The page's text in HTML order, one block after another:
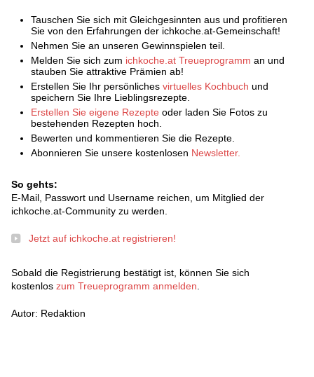
Tauschen Sie sich mit Gleichgesinnten aus und profitieren
Sie von den Erfahrungen der ichkoche.at-Gemeinschaft!
Nehmen Sie an unseren Gewinnspielen teil.
Melden Sie sich zum ichkoche.at Treueprogramm an und
stauben Sie attraktive Prämien ab!
Erstellen Sie Ihr persönliches virtuelles Kochbuch und
speichern Sie Ihre Lieblingsrezepte.
Erstellen Sie eigene Rezepte oder laden Sie Fotos zu
bestehenden Rezepten hoch.
Bewerten und kommentieren Sie die Rezepte.
Abonnieren Sie unsere kostenlosen Newsletter.
So gehts:
E-Mail, Passwort und Username reichen, um Mitglied der
ichkoche.at-Community zu werden.
Jetzt auf ichkoche.at registrieren!
Sobald die Registrierung bestätigt ist, können Sie sich
kostenlos zum Treueprogramm anmelden.
Autor: Redaktion